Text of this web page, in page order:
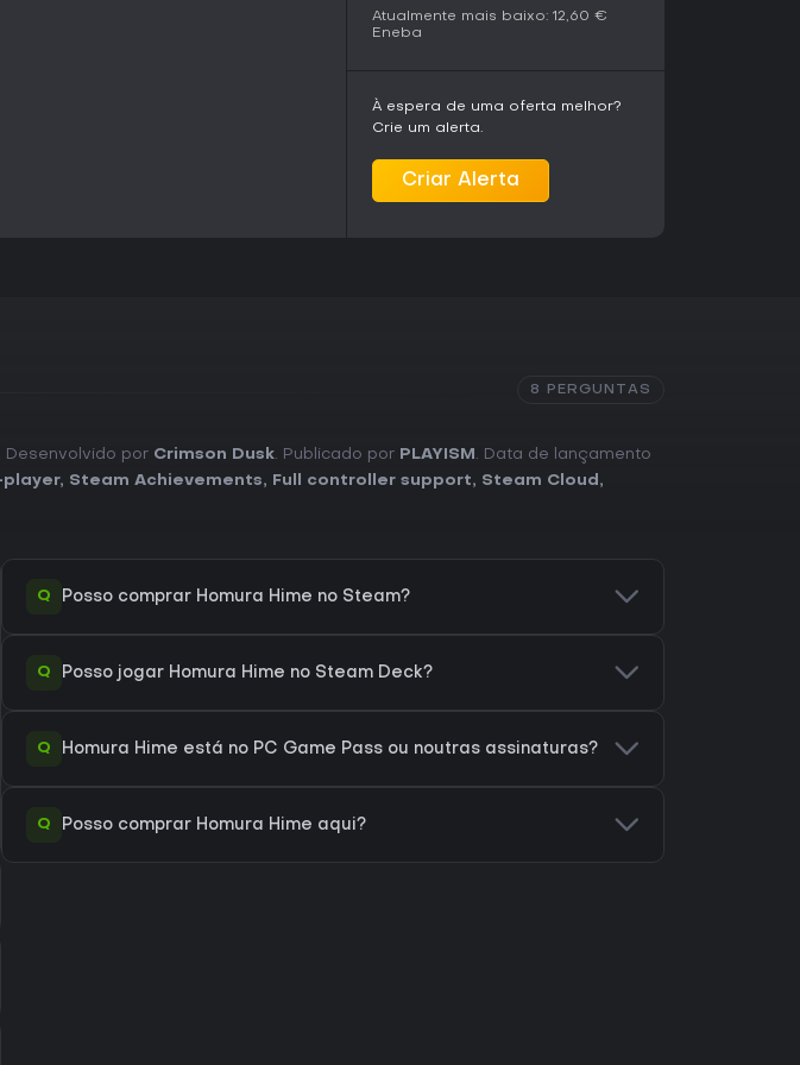
Atualmente mais baixo: 12,60 €
Eneba
À espera de uma oferta melhor?
Crie um alerta.
Criar Alerta
8 PERGUNTAS
Desenvolvido por Crimson Dusk. Publicado por PLAYISM . Data de lançamento
player, Steam Achievements, Full controller support, Steam Cloud ,
Q Posso comprar Homura Hime no Steam?
Q Posso jogar Homura Hime no Steam Deck?
Q Homura Hime está no PC Game Pass ou noutras assinaturas?
Q Posso comprar Homura Hime aqui?